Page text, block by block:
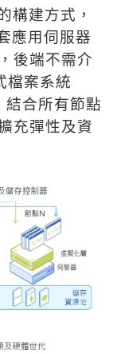
構建方式，
應用伺服器
後端不需介
檔案系統
結合所有節點
充彈性及資